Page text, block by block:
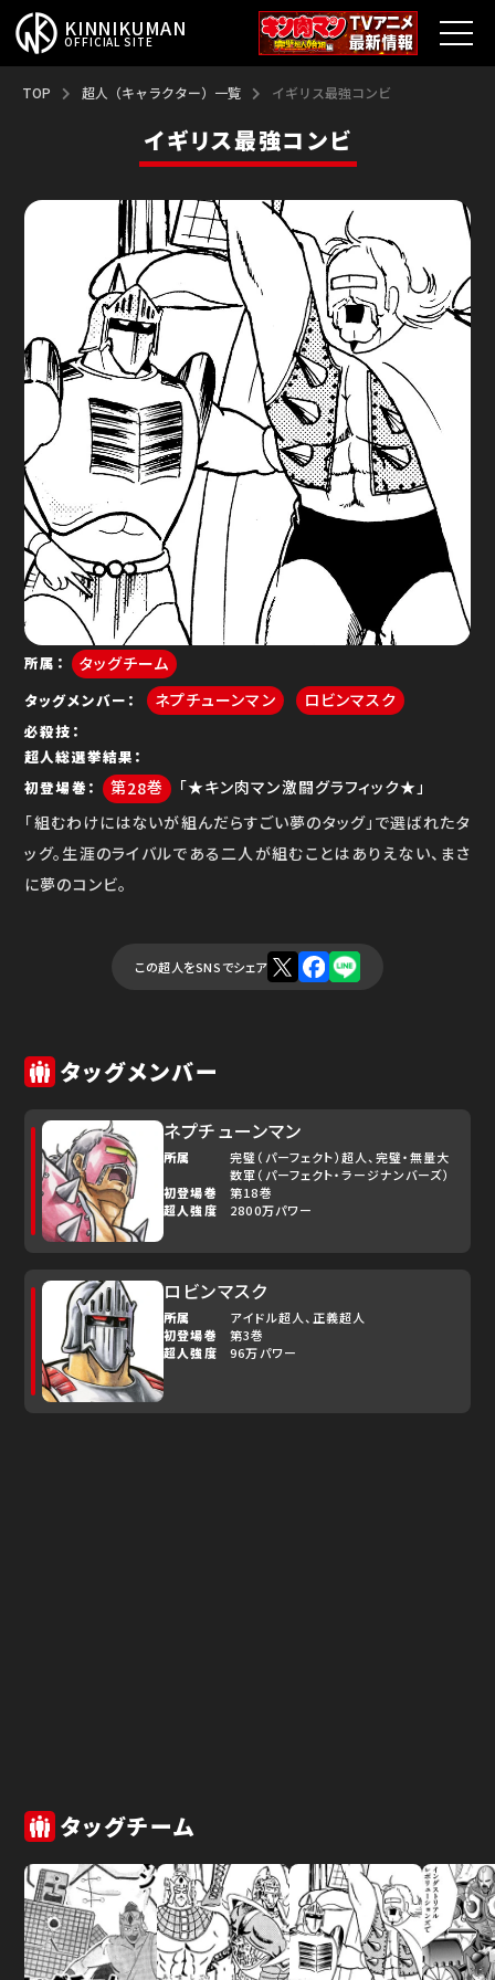
KINNIKUMAN
OFFICIAL SITE
TOP
キン肉マンとは？
最新情報
コミックス
特集
超人総選挙
新超人募集
ゆで問答
TOP 超人（キャラクター）一覧 イギリス最強コンビ
イギリス最強コンビ
所属 タッグチーム
タッグメンバー ネプチューンマン ロビンマスク
必殺技
超人総選挙結果
初登場巻
28
「★キン肉マン激闘グラフィック★」
「組むわけにはないが組んだらすごい夢のタッグ」で選ばれたタ
ッグ。生涯のライバルである二人が組むことはありえない、まさ
に夢のコンビ。
この超人をSNSでシェア
タッグメンバー
ネプチューンマン
所属 完璧（パーフェクト）超人 完璧・無量大
数軍（パーフェクト・ラージナンバーズ）
初登場巻
第18巻
超人強度
2800万パワー
ロビンマスク
所属 アイドル超人 正義超人
初登場巻
第3巻
超人強度
96万パワー
タッグチーム